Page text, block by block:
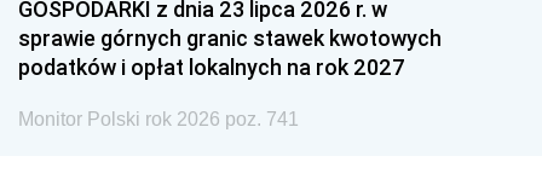
GOSPODARKI z dnia 23 lipca 2026 r. w
sprawie górnych granic stawek kwotowych
podatków i opłat lokalnych na rok 2027
Monitor Polski rok 2026 poz. 741